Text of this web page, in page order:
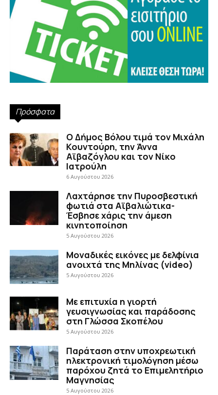
Πρόσφατα
Ο Δήμος Βόλου τιμά τον Μιχάλη
Κουντούρη, την Άννα
Αϊβαζόγλου και τον Νίκο
Ιατρούλη
6 Αυγούστου 2026
Λαχτάρησε την Πυροσβεστική
φωτιά στα Αϊβαλιώτικα-
Έσβησε χάρις την άμεση
κινητοποίηση
5 Αυγούστου 2026
Μοναδικές εικόνες με δελφίνια
ανοιχτά της Μηλίνας (video)
5 Αυγούστου 2026
Με επιτυχία η γιορτή
γευσιγνωσίας και παράδοσης
στη Γλώσσα Σκοπέλου
5 Αυγούστου 2026
Παράταση στην υποχρεωτική
ηλεκτρονική τιμολόγηση μέσω
παρόχου ζητά το Επιμελητήριο
Μαγνησίας
5 Αυγούστου 2026